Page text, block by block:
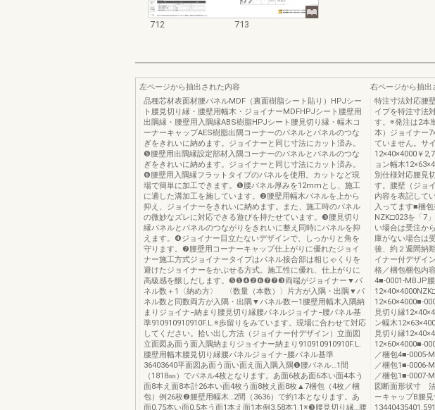
712 713
左ページから抽出された内容
品種芯材表面材腰パネルMDF（裏面樹脂シート貼り）HPJシー
ト腰見切り縁・腰壁用幅木・ジョイナーMDFHPJシート腰壁用
出隅縁・腰壁用入隅縁ABS樹脂HPJシート腰見切り縁・幅木コ
ーナーキャップAES樹脂出隅コーナーのパネルとパネルのつな
ぎをきれいに納めます。ジョイナーと同じ寸法にカット済み。
❺腰壁用出隅縁設定部材入隅コーナーのパネルとパネルのつな
ぎをきれいに納めます。ジョイナーと同じ寸法にカット済み。
❻腰壁用入隅縁フラットタイプのパネルを使用。カットなど現
場で簡単に加工できます。❶腰パネル厚みを12mmとし、施工
に適した溝加工を施しています。❷腰壁用幅木パネルを上から
抑え、ジョイナーをきれいに納めます。また、施工時のパネル
の微妙なズレに対応できる遊びを持たせています。❸腰見切り
縁パネルとパネルのつながりをきれいに整え同時にパネルを抑
えます。❹ジョイナー目立たないデザインで、しっかりと角を
守ります。❼腰壁用コーナーキャップ仕上がりに優れたジョイ
ナー施工方式ジョイナータイプはパネル接合部は相じゃくりを
避けたジョイナーをかぶせる方式。施工性に優れ、仕上がりに
高級感を醸しだします。❺❶❹❷❻❼❼❸両端がジョイナー▼パ
ネル数＋1〈納め方〉 〈数量（本数）〉片方が入隅・出隅▼パ
ネル数と同数両方が入隅・出隅▼パネル数ー1腰壁用幅木入隅納
まりジョイナ−納まり腰見切り縁腰パネルジョイナ−腰パネル基
準910910910910F.L.※歩留りをみています。現場に合わせて対応
してください。拾い出し方法（ジョイナー付デザイン）立面図
立面図あ面う面入隅納まりジョイナー納まり910910910910F.L.
腰壁用幅木腰見切り縁腰パネルジョイナ−腰パネル基準
36403640平面図あ面う面い面え面入隅入隅❶腰パネル…1間
（1818㎜）でパネル4枚となります。あ面6枚あ面6本い面4本う
面8本え面8本計26本い面4枚う面8枚え面8枚▲7梱包（4枚／梱
包）例26枚❷腰壁用幅木…2間（3636）で約1本となります。あ
面0.75本い面0.5本う面1本え面1本例3.58本1.1※❸腰見切り縁…腰
右ページから抽出
特注寸法対応腰
イプを特注寸法
す。※発注は2本
本）ジョイナー
ていません。サ
12×40×4000￥
ョン幅木
別仕様対応腰見
す。腰壁（ジョ
内容を表記して
入ってます■梱
NZK□023を「7
い場合は受注か
庫がない場合は
後、約２週間納
イナー付デザイ
格／梱包梱包内
4■-0001-MBJP
12×60×4000■-
見切り縁
ン幅木
見切り縁
12×60×4000■-
／梱包4■-0005-
／梱包1■-0006-
／梱包1■-0007-
図断面形状寸
ーキャップB腰